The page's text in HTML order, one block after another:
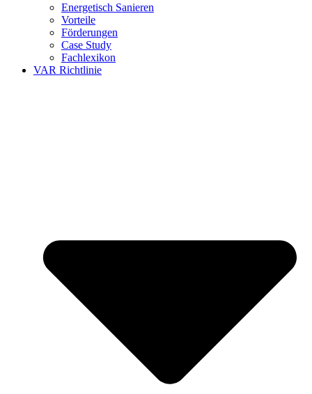
Energetisch Sanieren
Vorteile
Förderungen
Case Study
Fachlexikon
VAR Richtlinie